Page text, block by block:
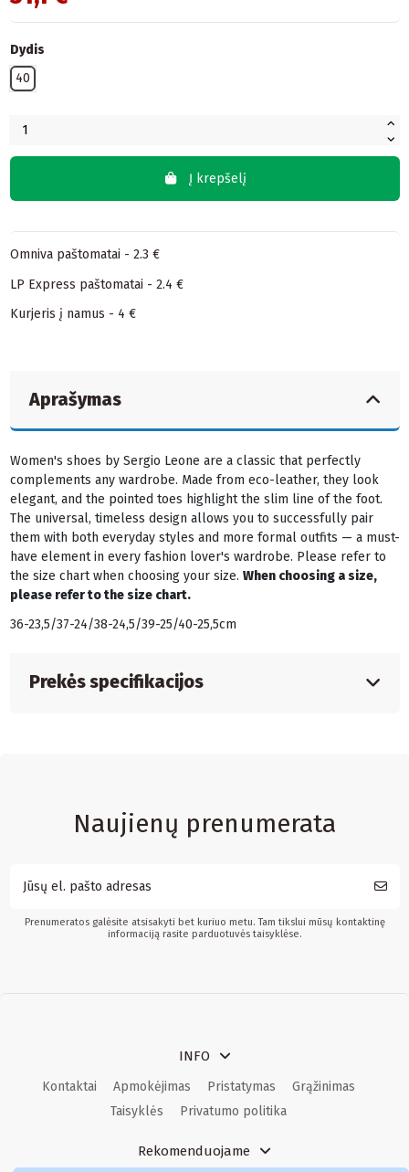
Dydis
40
Į krepšelį
Omniva paštomatai - 2.3 €
LP Express paštomatai - 2.4 €
Kurjeris į namus - 4 €
Aprašymas
Women's shoes by Sergio Leone are a classic that perfectly
complements any wardrobe. Made from eco-leather, they look
elegant, and the pointed toes highlight the slim line of the foot.
The universal, timeless design allows you to successfully pair
them with both everyday styles and more formal outfits — a must-
have element in every fashion lover's wardrobe. Please refer to
the size chart when choosing your size. When choosing a size,
please refer to the size chart.
36-23,5/37-24/38-24,5/39-25/40-25,5cm
Prekės specifikacijos
Naujienų prenumerata
Prenumeratos galėsite atsisakyti bet kuriuo metu. Tam tikslui mūsų kontaktinę
informaciją rasite parduotuvės taisyklėse.
INFO
Kontaktai Apmokėjimas Pristatymas
Grąžinimas
Taisyklės
Privatumo politika
Rekomenduojame